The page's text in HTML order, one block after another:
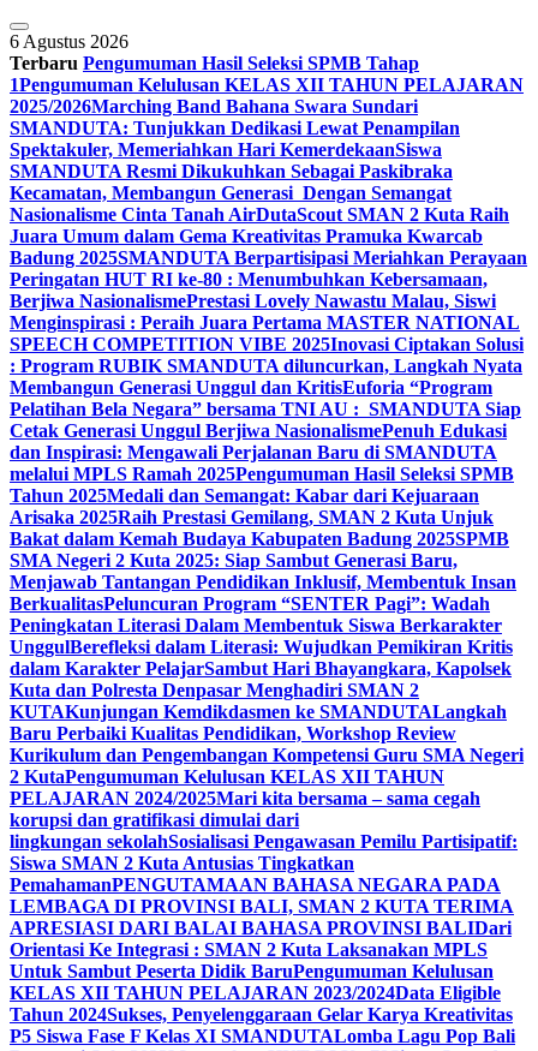
Skip
to
content
6 Agustus 2026
Terbaru Pengumuman Hasil Seleksi SPMB Tahap
1Pengumuman Kelulusan KELAS XII TAHUN PELAJARAN
2025/2026Marching Band Bahana Swara Sundari
SMANDUTA: Tunjukkan Dedikasi Lewat Penampilan
Spektakuler, Memeriahkan Hari KemerdekaanSiswa
SMANDUTA Resmi Dikukuhkan Sebagai Paskibraka
Kecamatan, Membangun Generasi Dengan Semangat
Nasionalisme Cinta Tanah AirDutaScout SMAN 2 Kuta Raih
Juara Umum dalam Gema Kreativitas Pramuka Kwarcab
Badung 2025SMANDUTA Berpartisipasi Meriahkan Perayaan
Peringatan HUT RI ke-80 : Menumbuhkan Kebersamaan,
Berjiwa NasionalismePrestasi Lovely Nawastu Malau, Siswi
Menginspirasi : Peraih Juara Pertama MASTER NATIONAL
SPEECH COMPETITION VIBE 2025Inovasi Ciptakan Solusi
: Program RUBIK SMANDUTA diluncurkan, Langkah Nyata
Membangun Generasi Unggul dan KritisEuforia “Program
Pelatihan Bela Negara” bersama TNI AU : SMANDUTA Siap
Cetak Generasi Unggul Berjiwa NasionalismePenuh Edukasi
dan Inspirasi: Mengawali Perjalanan Baru di SMANDUTA
melalui MPLS Ramah 2025Pengumuman Hasil Seleksi SPMB
Tahun 2025Medali dan Semangat: Kabar dari Kejuaraan
Arisaka 2025Raih Prestasi Gemilang, SMAN 2 Kuta Unjuk
Bakat dalam Kemah Budaya Kabupaten Badung 2025SPMB
SMA Negeri 2 Kuta 2025: Siap Sambut Generasi Baru,
Menjawab Tantangan Pendidikan Inklusif, Membentuk Insan
BerkualitasPeluncuran Program “SENTER Pagi”: Wadah
Peningkatan Literasi Dalam Membentuk Siswa Berkarakter
UnggulBerefleksi dalam Literasi: Wujudkan Pemikiran Kritis
dalam Karakter PelajarSambut Hari Bhayangkara, Kapolsek
Kuta dan Polresta Denpasar Menghadiri SMAN 2
KUTAKunjungan Kemdikdasmen ke SMANDUTALangkah
Baru Perbaiki Kualitas Pendidikan, Workshop Review
Kurikulum dan Pengembangan Kompetensi Guru SMA Negeri
2 KutaPengumuman Kelulusan KELAS XII TAHUN
PELAJARAN 2024/2025Mari kita bersama – sama cegah
korupsi dan gratifikasi dimulai dari
lingkungan sekolahSosialisasi Pengawasan Pemilu Partisipatif:
Siswa SMAN 2 Kuta Antusias Tingkatkan
PemahamanPENGUTAMAAN BAHASA NEGARA PADA
LEMBAGA DI PROVINSI BALI, SMAN 2 KUTA TERIMA
APRESIASI DARI BALAI BAHASA PROVINSI BALIDari
Orientasi Ke Integrasi : SMAN 2 Kuta Laksanakan MPLS
Untuk Sambut Peserta Didik BaruPengumuman Kelulusan
KELAS XII TAHUN PELAJARAN 2023/2024Data Eligible
Tahun 2024Sukses, Penyelenggaraan Gelar Karya Kreativitas
P5 Siswa Fase F Kelas XI SMANDUTALomba Lagu Pop Bali